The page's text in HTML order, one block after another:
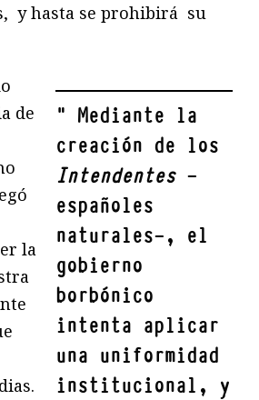
y hasta se prohibirá su
" Mediante la
creación de los
Intendentes—
españoles
naturales—, el
gobierno
borbónico
intenta aplicar
una uniformidad
institucional, y
de
la